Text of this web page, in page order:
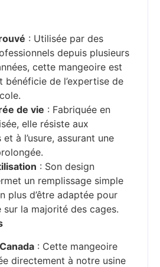
: Utilisée par des
depuis plusieurs
cette mangeoire est
bénéficie de l’expertise de
de vie : Fabriquée en
elle résiste aux
à l’usure, assurant une
: Son design
un remplissage simple
plus d’être adaptée pour
sur la majorité des cages.
: Cette mangeoire
directement à notre usine